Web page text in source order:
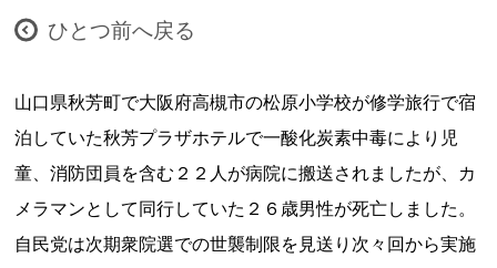
ひとつ前へ戻る
山口県秋芳町で大阪府高槻市の松原小学校が修学旅行で宿
泊していた秋芳プラザホテルで一酸化炭素中毒により児
童、消防団員を含む２２人が病院に搬送されましたが、カ
メラマンとして同行していた２６歳男性が死亡しました。
自民党は次期衆院選での世襲制限を見送り次々回から実施